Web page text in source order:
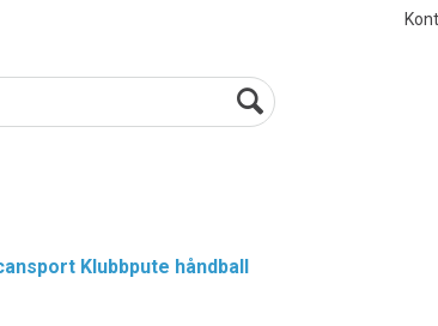
Klubbpute håndball